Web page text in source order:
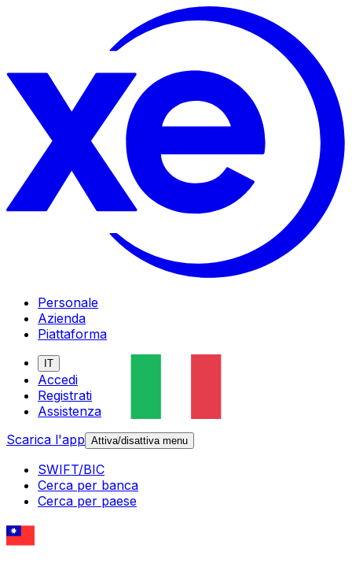
Personale
Azienda
Piattaforma
IT
Accedi
Registrati
Assistenza
Scarica l'app Attiva/disattiva menu
SWIFT/BIC
Cerca per banca
Cerca per paese